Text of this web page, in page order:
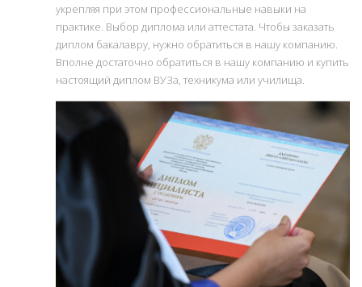
укрепляя при этом профессиональные навыки на
практике. Выбор диплома или аттестата. Чтобы заказать
диплом бакалавру, нужно обратиться в нашу компанию.
Вполне достаточно обратиться в нашу компанию и купить
настоящий диплом ВУЗа, техникума или училища.